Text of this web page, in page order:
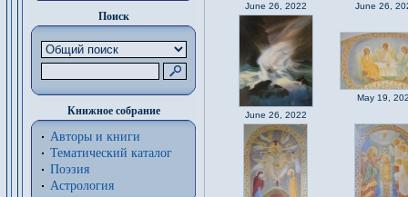
Поиск
Книжное собрание
Авторы и книги
Тематический каталог
Поэзия
Астрология
June 26, 2022 June 26,
June 26, 2022
May 19,